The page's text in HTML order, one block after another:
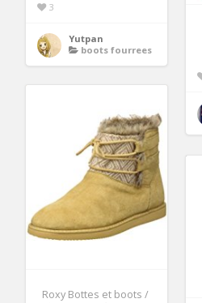
3
Yutpan
boots fourrees
Roxy Bottes et boots /